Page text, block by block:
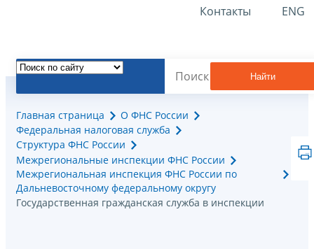
Контакты ENG
Найти
Главная страница
О ФНС России
Федеральная налоговая служба
Структура ФНС России
Межрегиональные инспекции ФНС России
Межрегиональная инспекция ФНС России по
Дальневосточному федеральному округу
Государственная гражданская служба в инспекции